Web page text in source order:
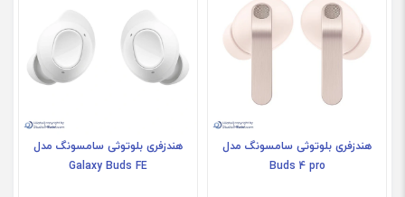
هندزفری بلوتوثی سامسونگ مدل
Buds 4 pro
هندزفری بلوتوثی سامسونگ مدل
Galaxy Buds FE